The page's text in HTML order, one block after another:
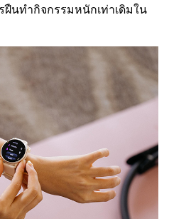
ฝืนทำกิจกรรมหนักเท่าเดิมใน